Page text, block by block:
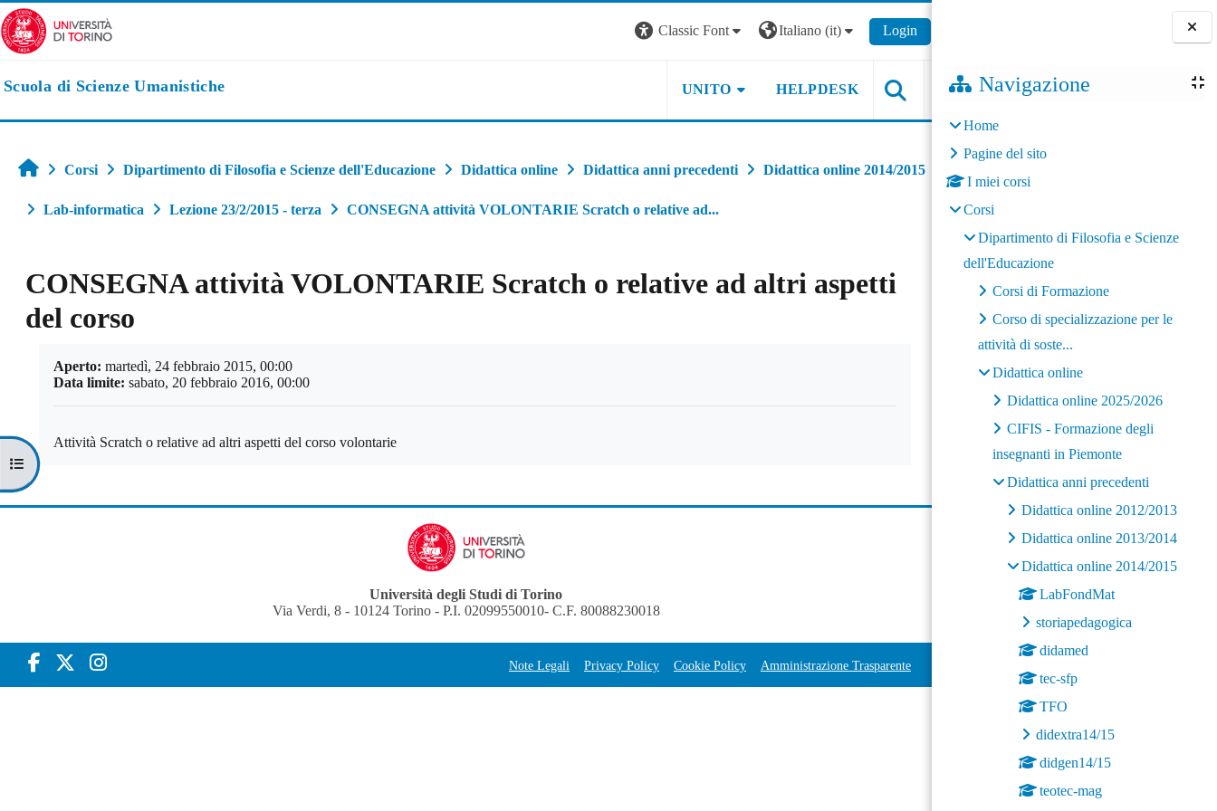
Vai al contenuto principale
Blocchi
Navigazione
Home
Pagine del sito
I miei corsi
Corsi
Dipartimento di Filosofia e Scienze
dell'Educazione
Corsi di Formazione
Corso di specializzazione per le
attività di soste...
Didattica online
Didattica online 2025/2026
CIFIS - Formazione degli
insegnanti in Piemonte
Didattica anni precedenti
Didattica online 2012/2013
Didattica online 2013/2014
Didattica online 2014/2015
LabFondMat
storiapedagogica
didamed
tec-sfp
TFO
didextra14/15
didgen14/15
teotec-mag
Classic Font Italiano ‎(it)‎ Login
Scuola di Scienze Umanistiche UNITO HELPDESK
Apri indice del corso
Home
Corsi Dipartimento di Filosofia e Scienze dell'Educazione Didattica online Didattica anni precedenti Didattica online 2014/2015
Lab-informatica Lezione 23/2/2015 - terza CONSEGNA attività VOLONTARIE Scratch o relative ad...
CONSEGNA attività VOLONTARIE Scratch o relative ad altri aspetti
del corso
Aperto: martedì, 24 febbraio 2015, 00:00
Data limite: sabato, 20 febbraio 2016, 00:00
Attività Scratch o relative ad altri aspetti del corso volontarie
Università degli Studi di Torino
Via Verdi, 8 - 10124 Torino - P.I. 02099550010- C.F. 80088230018
Note Legali Privacy Policy Cookie Policy Amministrazione Trasparente